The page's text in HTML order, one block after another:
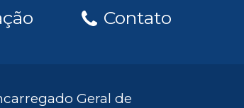
Contato
Geral de